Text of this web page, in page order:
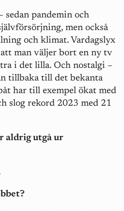
sedan pandemin och
men också
och klimat. Vardagslyx
man väljer bort en ny tv
i det lilla. Och nostalgi –
tillbaka till det bekanta
har till exempel ökat med
slog rekord 2023 med 21
aldrig utgå ur